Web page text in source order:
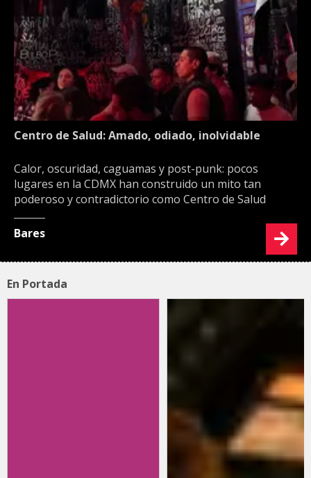
Centro de Salud: Amado, odiado, inolvidable
Calor, oscuridad, caguamas y post-punk: pocos
lugares en la CDMX han construido un mito tan
poderoso y contradictorio como Centro de Salud
Bares
En Portada